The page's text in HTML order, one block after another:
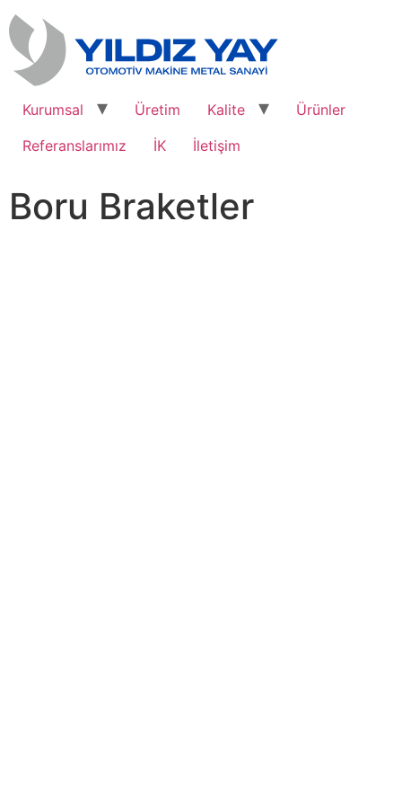
Kurumsal Üretim Kalite
Ürünler
Referanslarımız
İK İletişim
Boru Braketler